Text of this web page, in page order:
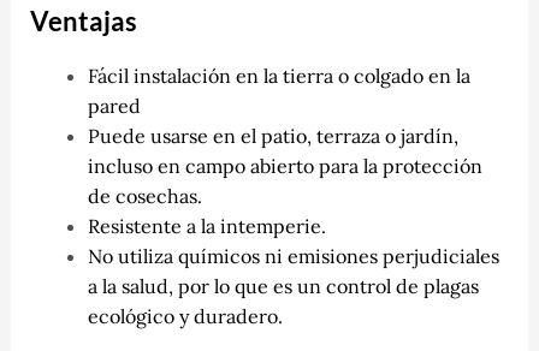
Ventajas
Fácil instalación en la tierra o colgado en la
pared
Puede usarse en el patio, terraza o jardín,
incluso en campo abierto para la protección
de cosechas.
Resistente a la intemperie.
No utiliza químicos ni emisiones perjudiciales
a la salud, por lo que es un control de plagas
ecológico y duradero.